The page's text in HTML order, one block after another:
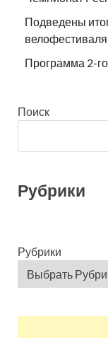
Подведены
велофестиваля
Программа 2-
Поиск
Рубрики
Рубрики